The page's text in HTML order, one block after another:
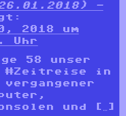
-
2018 um
Uhr
58 unser
#Zeitreise in
und […]